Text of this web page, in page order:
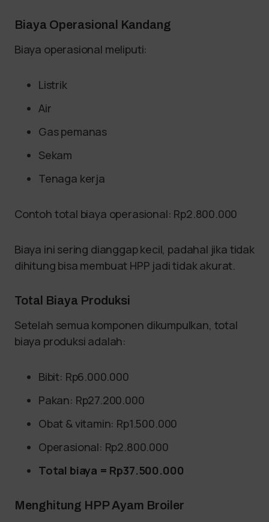
Biaya Operasional Kandang
Biaya operasional meliputi:
Listrik
Air
Gas pemanas
Sekam
Tenaga kerja
Contoh total biaya operasional: Rp2.800.000
Biaya ini sering dianggap kecil, padahal jika tidak
dihitung bisa membuat HPP jadi tidak akurat.
Total Biaya Produksi
Setelah semua komponen dikumpulkan, total
biaya produksi adalah:
Bibit: Rp6.000.000
Pakan: Rp27.200.000
Obat & vitamin: Rp1.500.000
Operasional: Rp2.800.000
Total biaya = Rp37.500.000
Menghitung HPP Ayam Broiler